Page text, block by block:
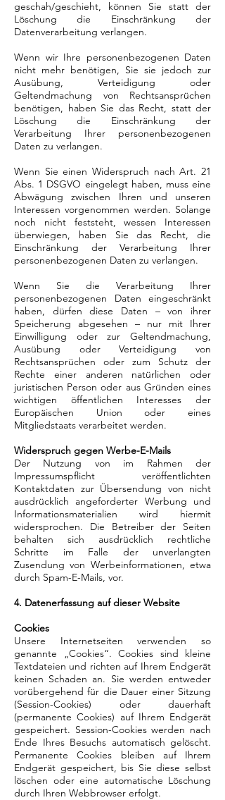
geschah/geschieht, können Sie statt der
Löschung die Einschränkung der
Datenverarbeitung verlangen.
Wenn wir Ihre personenbezogenen Daten
nicht mehr benötigen, Sie sie jedoch zur
Ausübung, Verteidigung oder
Geltendmachung von Rechtsansprüchen
benötigen, haben Sie das Recht, statt der
Löschung die Einschränkung der
Verarbeitung Ihrer personenbezogenen
Daten zu verlangen.
Wenn Sie einen Widerspruch nach Art. 21
Abs. 1 DSGVO eingelegt haben, muss eine
Abwägung zwischen Ihren und unseren
Interessen vorgenommen werden. Solange
noch nicht feststeht, wessen Interessen
überwiegen, haben Sie das Recht, die
Einschränkung der Verarbeitung Ihrer
personenbezogenen Daten zu verlangen.
Wenn Sie die Verarbeitung Ihrer
personenbezogenen Daten eingeschränkt
haben, dürfen diese Daten – von ihrer
Speicherung abgesehen – nur mit Ihrer
Einwilligung oder zur Geltendmachung,
Ausübung oder Verteidigung von
Rechtsansprüchen oder zum Schutz der
Rechte einer anderen natürlichen oder
juristischen Person oder aus Gründen eines
wichtigen öffentlichen Interesses der
Europäischen Union oder eines
Mitgliedstaats verarbeitet werden.
Widerspruch gegen Werbe-E-Mails
Der Nutzung von im Rahmen der
Impressumspflicht veröffentlichten
Kontaktdaten zur Übersendung von nicht
ausdrücklich angeforderter Werbung und
Informationsmaterialien wird hiermit
widersprochen. Die Betreiber der Seiten
behalten sich ausdrücklich rechtliche
Schritte im Falle der unverlangten
Zusendung von Werbeinformationen, etwa
durch Spam-E-Mails, vor.
4. Datenerfassung auf dieser Website
Cookies
Unsere Internetseiten verwenden so
genannte „Cookies“. Cookies sind kleine
Textdateien und richten auf Ihrem Endgerät
keinen Schaden an. Sie werden entweder
vorübergehend für die Dauer einer Sitzung
(Session-Cookies) oder dauerhaft
(permanente Cookies) auf Ihrem Endgerät
gespeichert. Session-Cookies werden nach
Ende Ihres Besuchs automatisch gelöscht.
Permanente Cookies bleiben auf Ihrem
Endgerät gespeichert, bis Sie diese selbst
löschen oder eine automatische Löschung
durch Ihren Webbrowser erfolgt.